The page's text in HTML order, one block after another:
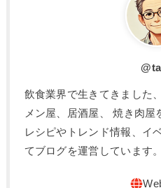
飲食業界で生きてきました
メン屋、居酒屋、 焼き肉屋
レシピやトレンド情報、イ
てブログを運営しています。